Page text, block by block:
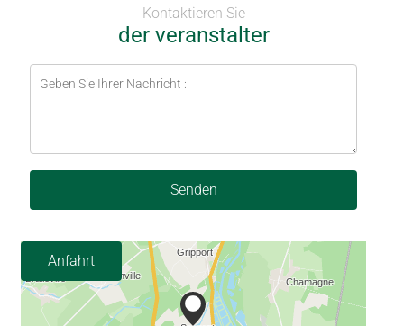
Kontaktieren Sie
der veranstalter
Senden
Anfahrt